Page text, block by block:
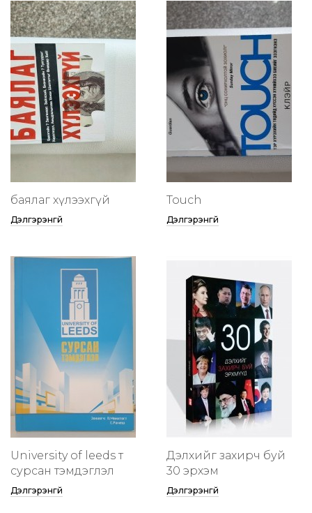
баялаг хүлээхгүй
Дэлгэрэнгүй
Touch
Дэлгэрэнгүй
University of leeds т
сурсан тэмдэглэл
Дэлгэрэнгүй
Дэлхийг захирч буй
30 эрхэм
Дэлгэрэнгүй